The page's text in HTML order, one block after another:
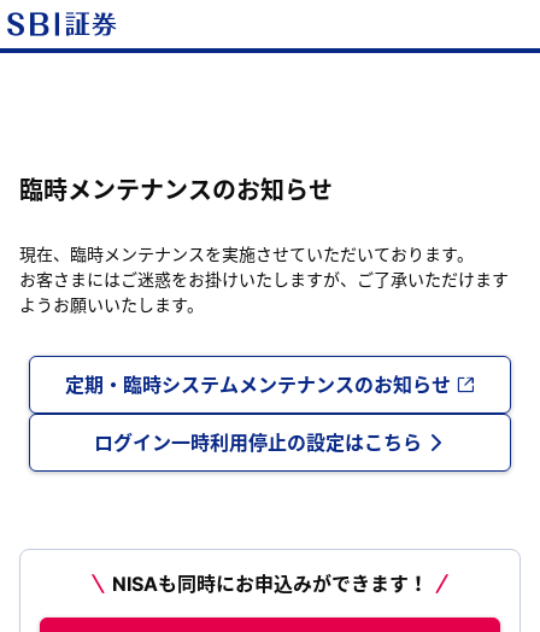
臨時メンテナンスのお知らせ
現在、臨時メンテナンスを実施させていただいております。
お客さまにはご迷惑をお掛けいたしますが、ご了承いただけます
ようお願いいたします。
定期・臨時システムメンテナンスのお知らせ
ログイン一時利用停止の設定はこちら
NISAも同時にお申込みができます！